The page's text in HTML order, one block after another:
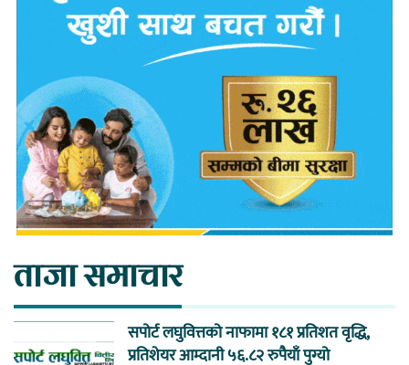
ताजा समाचार
सपोर्ट लघुवित्तको नाफामा १८१ प्रतिशत वृद्धि,
प्रतिशेयर आम्दानी ५६.८२ रुपैयाँ पुग्यो